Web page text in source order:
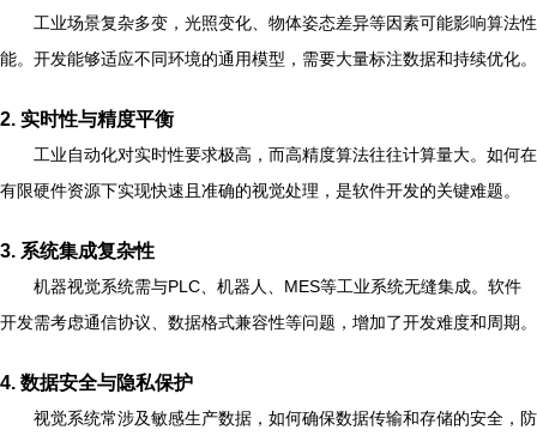
工业场景复杂多变，光照变化、物体姿态差异等因素可能影响算法性
能。开发能够适应不同环境的通用模型，需要大量标注数据和持续优化。
2. 实时性与精度平衡
工业自动化对实时性要求极高，而高精度算法往往计算量大。如何在
有限硬件资源下实现快速且准确的视觉处理，是软件开发的关键难题。
3. 系统集成复杂性
机器视觉系统需与PLC、机器人、MES等工业系统无缝集成。软件
开发需考虑通信协议、数据格式兼容性等问题，增加了开发难度和周期。
4. 数据安全与隐私保护
视觉系统常涉及敏感生产数据，如何确保数据传输和存储的安全，防